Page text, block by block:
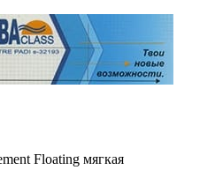
Floating мягкая